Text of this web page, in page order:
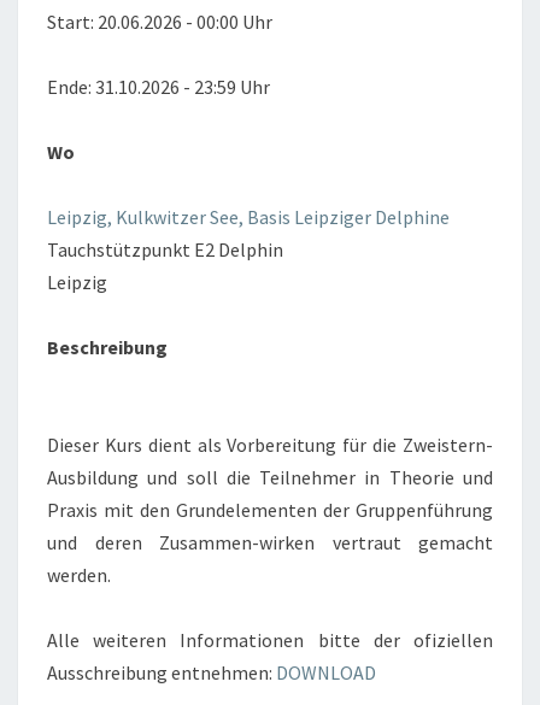
Start: 20.06.2026 - 00:00 Uhr
Ende: 31.10.2026 - 23:59 Uhr
Wo
Leipzig, Kulkwitzer See, Basis Leipziger Delphine
Tauchstützpunkt E2 Delphin
Leipzig
Beschreibung
Dieser Kurs dient als Vorbereitung für die Zweistern-
Ausbildung und soll die Teilnehmer in Theorie und
Praxis mit den Grundelementen der Gruppenführung
und deren Zusammen-wirken vertraut gemacht
werden.
Alle weiteren Informationen bitte der ofiziellen
Ausschreibung entnehmen: DOWNLOAD